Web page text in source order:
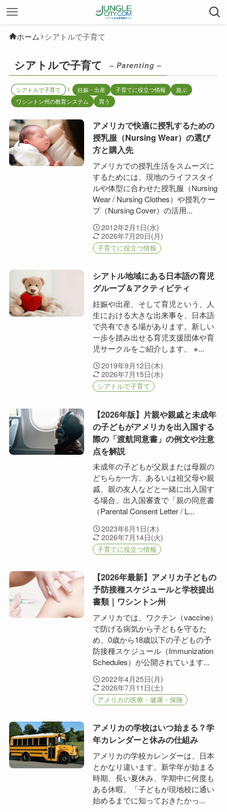
ホーム シアトルで子育て
シアトルで子育て – Parenting –
シアトルで子育て 妊娠・出産 子育てに役立つ情報
遊ぶ
ワシントン州の教育システム
買う
アメリカで快適に授乳するための
授乳服（Nursing Wear）の選び
方と購入先
アメリカでの授乳生活をスムーズに
するためには、現地のライフスタイ
ルや体型に合わせた授乳服（Nursing
Wear / Nursing Clothes）や授乳ケー
プ（Nursing Cover）の活用...
2012年2月1日(水)
2026年7月20日(月)
子育てに役立つ情報
シアトル地域にある日本語の育児
グループ＆アクティビティ
妊娠や出産、そして育児という、人
生における大きな出来事を、日本語
で共有できる場があります。新しい
一歩を踏み出せる育児支援団体や育
児サークルをご紹介します。 ※...
2019年9月12日(木)
2026年7月15日(水)
シアトルで子育て
【2026年版】片親や親戚と未成年
の子どもがアメリカを出入国する
際の「渡航同意書」の例文や注意
点を解説
未成年の子どもが父親または母親の
どちらか一方、あるいは祖父母や親
戚、親の友人などと一緒に出入国す
る場合、出入国審査で「親の同意書
（Parental Consent Letter / L...
2023年6月1日(木)
2026年7月14日(火)
子育てに役立つ情報
【2026年最新】アメリカ子どもの
予防接種スケジュールと学校提出
書類｜ワシントン州
アメリカでは、ワクチン（vaccine）
で防げる病気から子どもを守るた
め、0歳から18歳以下の子どもの予
防接種スケジュール（Immunization
Schedules）が公開されています...
2022年4月25日(月)
2026年7月11日(土)
アメリカの医療・健康・保険
アメリカの学校はいつ始まる？学
年カレンダーと休みの仕組み
アメリカの学校カレンダーは、日本
とかなり違います。新学年が始まる
時期、長い夏休み、学期中に何度も
ある休暇。「子どもが現地校に通い
始めるまでに知っておきたかっ...